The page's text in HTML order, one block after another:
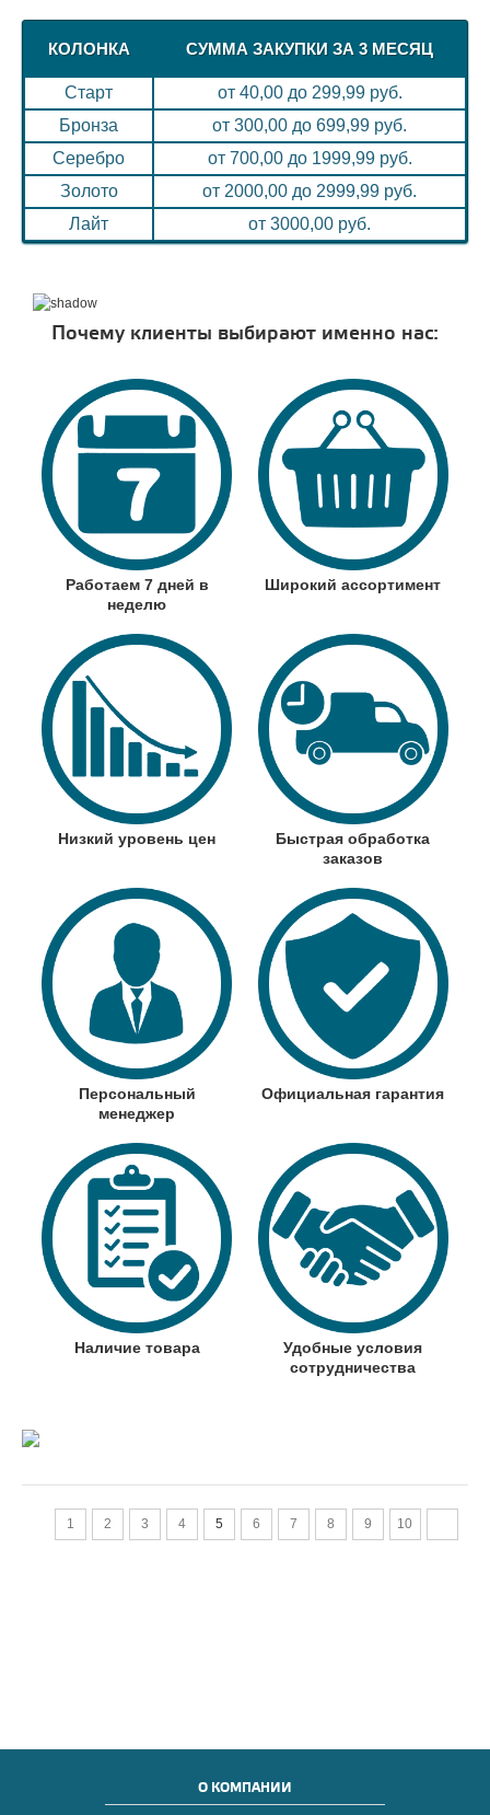
КОЛОНКА СУММА ЗАКУПКИ ЗА 3 МЕСЯЦ
Старт
от 40,00 до 299,99 руб.
Бронза
от 300,00 до 699,99 руб.
Серебро
от 700,00 до 1999,99 руб.
Золото
от 2000,00 до 2999,99 руб.
Лайт
от 3000,00 руб.
Почему клиенты выбирают именно нас:
Работаем 7 дней в
неделю
Широкий ассортимент
Низкий уровень цен
Быстрая обработка
заказов
Персональный
менеджер
Официальная гарантия
Наличие товара
Удобные условия
сотрудничества
1 2 3 4 5 6 7 8 9 10
О КОМПАНИИ